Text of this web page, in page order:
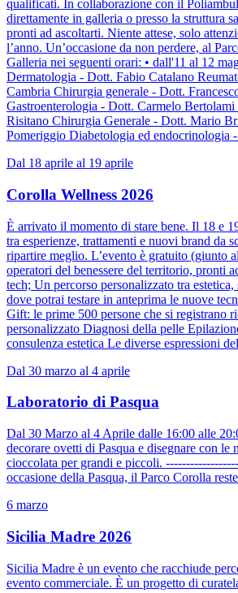
qualificati. In collaborazione con il
direttamente in galleria o presso la struttura
pronti ad ascoltarti. Niente attese, solo
l’anno. Un’occasione da non perdere, al
Galleria nei seguenti orari: • dall'11 al 12
Dermatologia - Dott. Fabio Catalano
Cambria Chirurgia generale - Dott.
Gastroenterologia - Dott. Carmelo
Risitano Chirurgia Generale - Dott. Mario
Pomeriggio Diabetologia ed endocrinologia
Dal 18 aprile al 19 aprile
Corolla Wellness 2026
È arrivato il momento di stare bene. Il 18 e
tra esperienze, trattamenti e nuovi brand da
ripartire meglio. L’evento è gratuito (giunto
operatori del benessere del territorio, pronti
tech; Un percorso personalizzato tra
dove potrai testare in anteprima le nuove
Gift: le prime 500 persone che si registrano
personalizzato Diagnosi della pelle
consulenza estetica Le diverse espressioni
Dal 30 marzo al 4 aprile
Laboratorio di Pasqua
Dal 30 Marzo al 4 Aprile dalle 16:00 alle
decorare ovetti di Pasqua e disegnare con
cioccolata per grandi e piccoli.
occasione della Pasqua, il Parco Corolla
6 marzo
Sicilia Madre 2026
Sicilia Madre è un evento che racchiude
evento commerciale. È un progetto di